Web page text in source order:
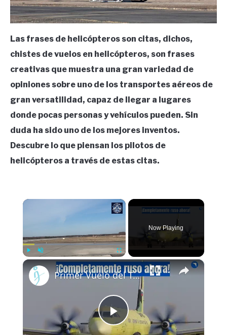
Las frases de helicópteros son citas, dichos,
chistes de vuelos en helicópteros, son frases
creativas que muestra una gran variedad de
opiniones sobre uno de los transportes aéreos de
gran versatilidad, capaz de llegar a lugares
donde pocas personas y vehículos pueden. Sin
duda ha sido uno de los mejores inventos.
Descubre lo que piensan los pilotos de
helicópteros a través de estas citas.
×
Fullscreen
Now Playing
×
Play
Primer Vuelo del Turbohélice Regional Completamente Ruso IL-114-300